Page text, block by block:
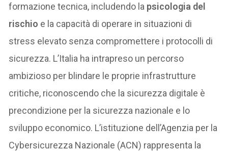
formazione tecnica, includendo la psicologia del
rischio e la capacità di operare in situazioni di
stress elevato senza compromettere i protocolli di
sicurezza. L’Italia ha intrapreso un percorso
ambizioso per blindare le proprie infrastrutture
critiche, riconoscendo che la sicurezza digitale è
precondizione per la sicurezza nazionale e lo
sviluppo economico. L’istituzione dell’Agenzia per la
Cybersicurezza Nazionale (ACN) rappresenta la